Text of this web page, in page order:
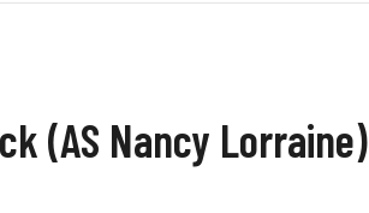
(AS Nancy Lorraine)